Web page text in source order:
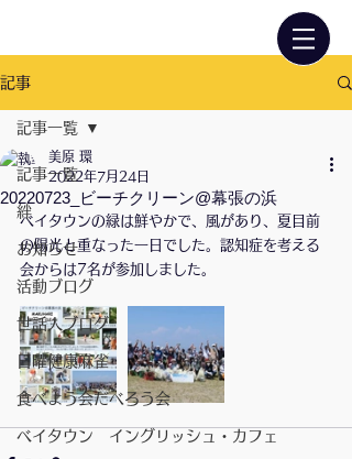
記事
記事一覧
絆
お知らせ
活動ブログ
世話人ブログ
日曜健康麻雀
食べよう会だべろう会
ベイタウン イングリッシュ・カフェ
記事一覧
20220723_ビーチクリーン@幕張の浜
美原 環
2022年7月24日
ベイタウンの緑は鮮やかで、風があり、夏目前
の陽光と重なった一日でした。認知症を考える
会からは7名が参加しました。